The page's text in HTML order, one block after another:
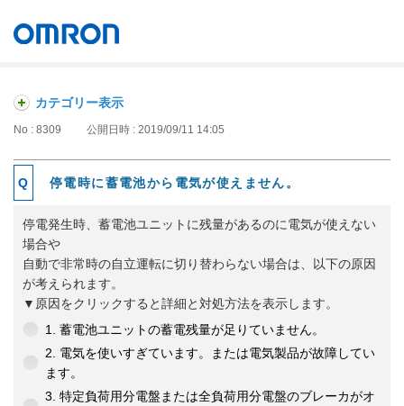
カテゴリー表示
No : 8309 公開日時 : 2019/09/11 14:05
停電時に蓄電池から電気が使えません。
停電発生時、蓄電池ユニットに残量があるのに電気が使えない
場合や
自動で非常時の自立運転に切り替わらない場合は、以下の原因
が考えられます。
▼原因をクリックすると詳細と対処方法を表示します。
1. 蓄電池ユニットの蓄電残量が足りていません。
2. 電気を使いすぎています。または電気製品が故障してい
ます。
3. 特定負荷用分電盤または全負荷用分電盤のブレーカがオ